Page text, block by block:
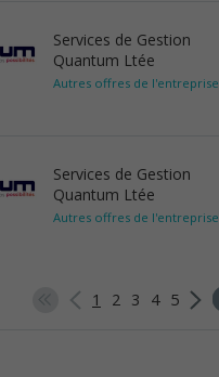
Services de Gestion
Quantum Ltée
Autres offres de l'entreprise
Services de Gestion
Quantum Ltée
Autres offres de l'entreprise
1 2 3 4 5